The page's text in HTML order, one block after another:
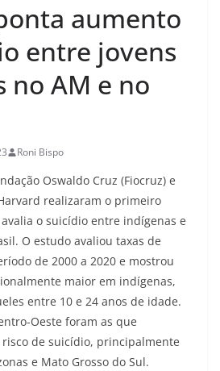
aumento
entre jovens
no AM e no
Roni Bispo
Oswaldo Cruz (Fiocruz) e
realizaram o primeiro
o suicídio entre indígenas e
O estudo avaliou taxas de
de 2000 a 2020 e mostrou
maior em indígenas,
entre 10 e 24 anos de idade.
Oeste foram as que
de suicídio, principalmente
e Mato Grosso do Sul.